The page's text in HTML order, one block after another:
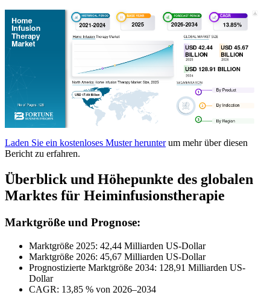
Laden Sie ein kostenloses Muster herunterum mehr über diesen
Bericht zu erfahren.
Überblick und Höhepunkte des globalen
Marktes für Heiminfusionstherapie
Marktgröße und Prognose:
Marktgröße 2025: 42,44 Milliarden US-Dollar
Marktgröße 2026: 45,67 Milliarden US-Dollar
Prognostizierte Marktgröße 2034: 128,91 Milliarden US-
Dollar
CAGR: 13,85 % von 2026–2034